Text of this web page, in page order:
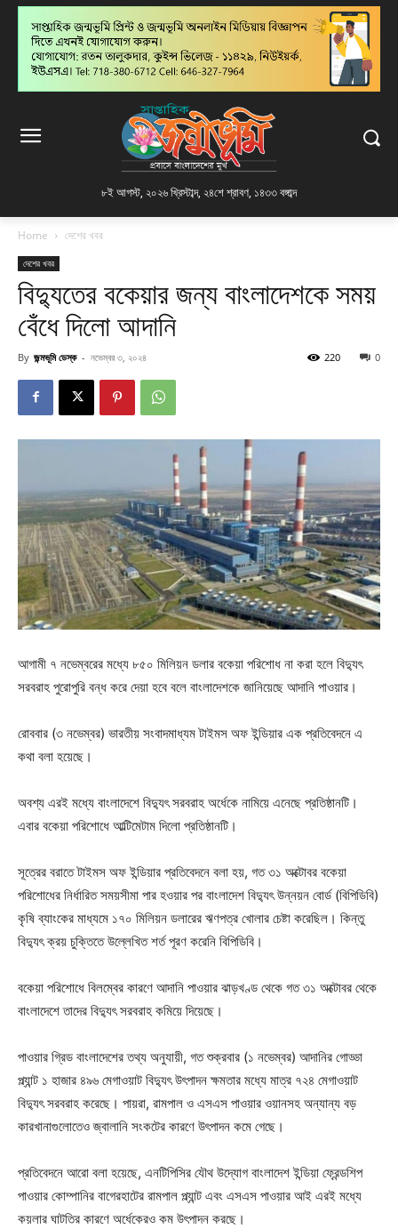
৮ই আগস্ট, ২০২৬ খ্রিস্টাব্দ, ২৪শে শ্রাবণ, ১৪৩৩ বঙ্গাব্দ
Home দেশের খবর
দেশের খবর
বিদ্যুতের বকেয়ার জন্য বাংলাদেশকে সময়
বেঁধে দিলো আদানি
By জন্মভূমি ডেস্ক - নভেম্বর ৩, ২০২৪ 0
220
আগামী ৭ নভেম্বরের মধ্যে ৮৫০ মিলিয়ন ডলার বকেয়া পরিশোধ না করা হলে বিদ্যুৎ
সরবরাহ পুরোপুরি বন্ধ করে দেয়া হবে বলে বাংলাদেশকে জানিয়েছে আদানি পাওয়ার।
রোববার (৩ নভেম্বর) ভারতীয় সংবাদমাধ্যম টাইমস অফ ইন্ডিয়ার এক প্রতিবেদনে এ
কথা বলা হয়েছে।
অবশ্য এরই মধ্যে বাংলাদেশে বিদ্যুৎ সরবরাহ অর্ধেকে নামিয়ে এনেছে প্রতিষ্ঠানটি।
এবার বকেয়া পরিশোধে আল্টিমেটাম দিলো প্রতিষ্ঠানটি।
সূত্রের বরাতে টাইমস অফ ইন্ডিয়ার প্রতিবেদনে বলা হয়, গত ৩১ অক্টোবর বকেয়া
পরিশোধের নির্ধারিত সময়সীমা পার হওয়ার পর বাংলাদেশ বিদ্যুৎ উন্নয়ন বোর্ড (বিপিডিবি)
কৃষি ব্যাংকের মাধ্যমে ১৭০ মিলিয়ন ডলারের ঋণপত্র খোলার চেষ্টা করেছিল। কিন্তু
বিদ্যুৎ ক্রয় চুক্তিতে উল্লেখিত শর্ত পূরণ করেনি বিপিডিবি।
বকেয়া পরিশোধে বিলম্বের কারণে আদানি পাওয়ার ঝাড়খণ্ড থেকে গত ৩১ অক্টোবর থেকে
বাংলাদেশে তাদের বিদ্যুৎ সরবরাহ কমিয়ে দিয়েছে।
পাওয়ার গ্রিড বাংলাদেশের তথ্য অনুযায়ী, গত শুক্রবার (১ নভেম্বর) আদানির গোড্ডা
প্ল্যান্ট ১ হাজার ৪৯৬ মেগাওয়াট বিদ্যুৎ উৎপাদন ক্ষমতার মধ্যে মাত্র ৭২৪ মেগাওয়াট
বিদ্যুৎ সরবরাহ করেছে। পায়রা, রামপাল ও এসএস পাওয়ার ওয়ানসহ অন্যান্য বড়
কারখানাগুলোতেও জ্বালানি সংকটের কারণে উৎপাদন কমে গেছে।
প্রতিবেদনে আরো বলা হয়েছে, এনটিপিসির যৌথ উদ্যোগ বাংলাদেশ ইন্ডিয়া ফ্রেন্ডশিপ
পাওয়ার কোম্পানির বাগেরহাটের রামপাল প্ল্যান্ট এবং এসএস পাওয়ার আই এরই মধ্যে
কয়লার ঘাটতির কারণে অর্ধেকেরও কম উৎপাদন করছে।